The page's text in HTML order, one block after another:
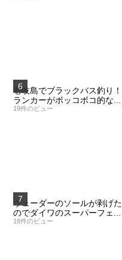
壱岐島でブラックバス釣り！
ランカーがボッコボコ的な...
19件のビュー
ウェーダーのソールが剥げた
のでダイワのスーパーフェ...
18件のビュー